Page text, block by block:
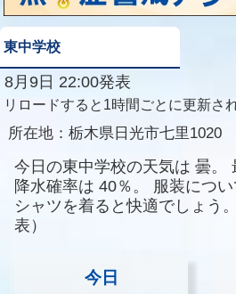
東中学校
8月9日 22:00発表
リロードすると1時間ごとに更新さ
所在地： 栃木県日光市七里1020
今日の東中学校の天気は 曇。
降水確率は 40％。 服装につい
シャツを着ると快適でしょう。
表）
今日